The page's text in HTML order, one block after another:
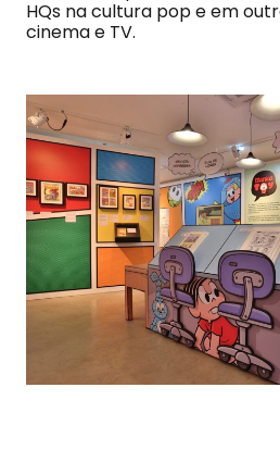
HQs na cultura pop e em
cinema e TV.